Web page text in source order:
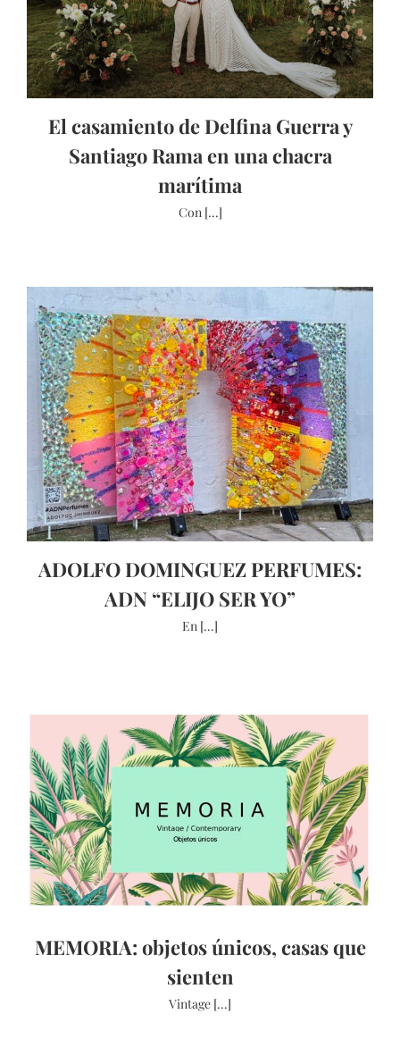
El casamiento de Delfina Guerra y
Santiago Rama en una chacra
marítima
Con [...]
ADOLFO DOMINGUEZ PERFUMES:
ADN “ELIJO SER YO”
En [...]
MEMORIA: objetos únicos, casas que
sienten
Vintage [...]